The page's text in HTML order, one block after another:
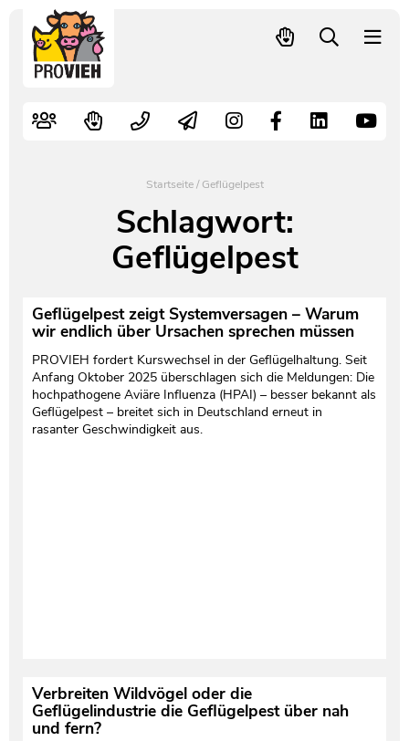
Schnellwahl
Startseite/Geflügelpest
Schlagwort:
Geflügelpest
Geflügelpest zeigt Systemversagen – Warum
wir endlich über Ursachen sprechen müssen
PROVIEH fordert Kurswechsel in der Geflügelhaltung. Seit
Anfang Oktober 2025 überschlagen sich die Meldungen: Die
hochpathogene Aviäre Influenza (HPAI) – besser bekannt als
Geflügelpest – breitet sich in Deutschland erneut in
rasanter Geschwindigkeit aus.
Verbreiten Wildvögel oder die
Geflügelindustrie die Geflügelpest über nah
und fern?
Nutztiere
Alte Nutztierrassen
Video- und Audiothek
Kampagnen
Fachliche Arbeit
Mitglied werden – langfristig helfen
Spenden
Freiwille Beitragserhöhung
Tierschutz verschenken
Geldauflagen
Testament und Nachlass
Kontakt
Leitbild
Jobs und Praktika
Vereinsgründung
Netzwerk- und Kooperationspartner
Pressekontakt
Newsletter